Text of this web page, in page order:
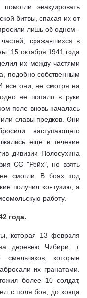
эвакуировать
битвы, спасая их от
лишь об одном -
сражавшихся в
15 октября 1941 года
их между частями
подобно собственным
все они, не смотря на
не попало в руки
поле вновь началась
славы предков. Они
наступающего
еще в течение
дивизии Полосухина
СС "Рейх", но взять
смогли. В боях под
получил контузию, а
работу.
года.
которая 13 февраля
деревню Чибири, т.
которые
их гранатами.
более 10 солдат,
с поля боя, до конца